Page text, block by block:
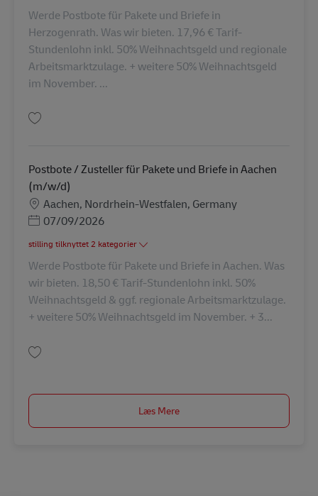
Werde Postbote für Pakete und Briefe in
Herzogenrath. Was wir bieten. 17,96 € Tarif-
Stundenlohn inkl. 50% Weihnachtsgeld und regionale
Arbeitsmarktzulage. + weitere 50% Weihnachtsgeld
im November. ...
Postbote / Zusteller für Pakete und Briefe in Aachen
(m/w/d)
Lokation
Aachen, Nordrhein-Westfalen, Germany
Posted Date
07/09/2026
stilling tilknyttet 2 kategorier
Werde Postbote für Pakete und Briefe in Aachen. Was
wir bieten. 18,50 € Tarif-Stundenlohn inkl. 50%
Weihnachtsgeld & ggf. regionale Arbeitsmarktzulage.
+ weitere 50% Weihnachtsgeld im November. + 3...
Læs Mere